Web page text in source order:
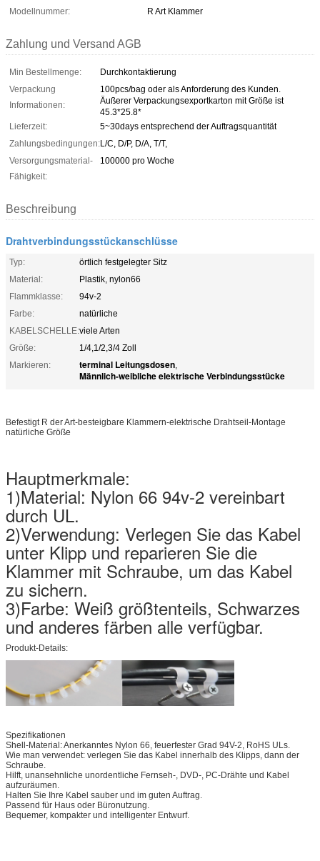
Modellnummer:
R Art Klammer
Zahlung und Versand AGB
Min Bestellmenge:
Durchkontaktierung
Verpackung
Informationen:
100pcs/bag oder als Anforderung des Kunden.
Äußerer Verpackungsexportkarton mit Größe ist
45.3*25.8*
Lieferzeit:
5~30days entsprechend der Auftragsquantität
Zahlungsbedingungen:L/C, D/P, D/A, T/T,
Versorgungsmaterial-
Fähigkeit:
100000 pro Woche
Beschreibung
Drahtverbindungsstückanschlüsse
Typ:
örtlich festgelegter Sitz
Material:
Plastik, nylon66
Flammklasse:
94v-2
Farbe:
natürliche
KABELSCHELLE:viele Arten
Größe:
1/4,1/2,3/4 Zoll
Markieren:
terminal Leitungsdosen,
Männlich-weibliche elektrische Verbindungsstücke
Befestigt R der Art-besteigbare Klammern-elektrische Drahtseil-Montage
natürliche Größe
Hauptmerkmale:
1)Material: Nylon 66 94v-2 vereinbart
durch UL.
2)Verwendung: Verlegen Sie das Kabel
unter Klipp und reparieren Sie die
Klammer mit Schraube, um das Kabel
zu sichern.
3)Farbe: Weiß größtenteils, Schwarzes
und anderes färben alle verfügbar.
Produkt-Details:
Spezifikationen
Shell-Material: Anerkanntes Nylon 66, feuerfester Grad 94V-2, RoHS ULs.
Wie man verwendet: verlegen Sie das Kabel innerhalb des Klipps, dann der
Schraube.
Hilft, unansehnliche unordentliche Fernseh-, DVD-, PC-Drähte und Kabel
aufzuräumen.
Halten Sie Ihre Kabel sauber und im guten Auftrag.
Passend für Haus oder Büronutzung.
Bequemer, kompakter und intelligenter Entwurf.